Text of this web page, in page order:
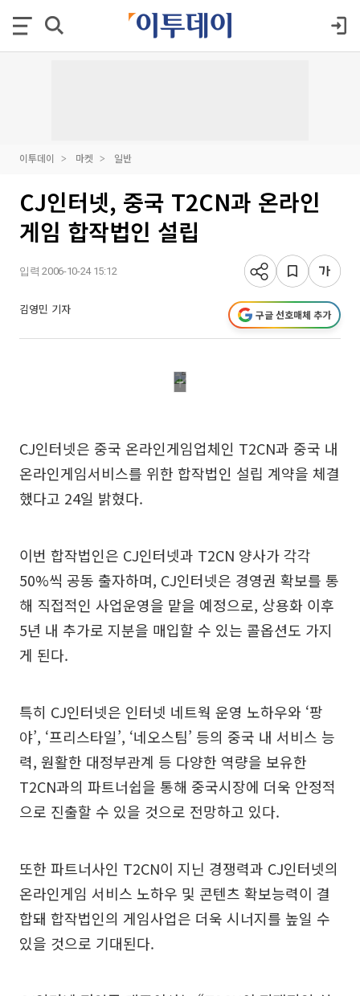
이투데이 마켓 일반
CJ인터넷, 중국 T2CN과 온라인
게임 합작법인 설립
입력 2006-10-24 15:12
김영민 기자 구글 선호매체 추가
CJ인터넷은 중국 온라인게임업체인 T2CN과 중국 내
온라인게임서비스를 위한 합작법인 설립 계약을 체결
했다고 24일 밝혔다.
이번 합작법인은 CJ인터넷과 T2CN 양사가 각각
50%씩 공동 출자하며, CJ인터넷은 경영권 확보를 통
해 직접적인 사업운영을 맡을 예정으로, 상용화 이후
5년 내 추가로 지분을 매입할 수 있는 콜옵션도 가지
게 된다.
특히 CJ인터넷은 인터넷 네트웍 운영 노하우와 ‘팡
야’, ‘프리스타일’, ‘네오스팀’ 등의 중국 내 서비스 능
력, 원활한 대정부관계 등 다양한 역량을 보유한
T2CN과의 파트너쉽을 통해 중국시장에 더욱 안정적
으로 진출할 수 있을 것으로 전망하고 있다.
또한 파트너사인 T2CN이 지닌 경쟁력과 CJ인터넷의
온라인게임 서비스 노하우 및 콘텐츠 확보능력이 결
합돼 합작법인의 게임사업은 더욱 시너지를 높일 수
있을 것으로 기대된다.